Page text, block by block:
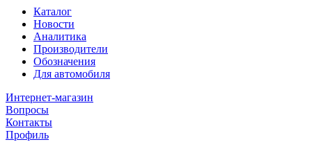
Каталог
Новости
Аналитика
Производители
Обозначения
Для автомобиля
Интернет-магазин
Вопросы
Контакты
Профиль